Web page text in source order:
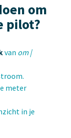
om
pilot?
van om |
meter
in je